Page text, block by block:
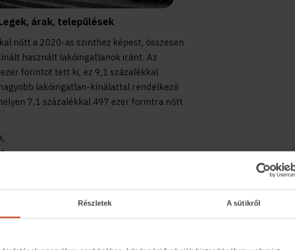
Részletek A sütikről
árak, települések
nőtt a 2020-as szinthez képest, összesen
használt lakóingatlanok iránt. Az
forintot tett ki, ez 9,1 százalékkal
lakóingatlan-kínálattal rendelkező
7,1 százalékkal 497 ezer forintra nőtt
emelkedett a használt lakóingatlanok
még eladásra váró, vagyis az
legdrágább lakóingatlanai.